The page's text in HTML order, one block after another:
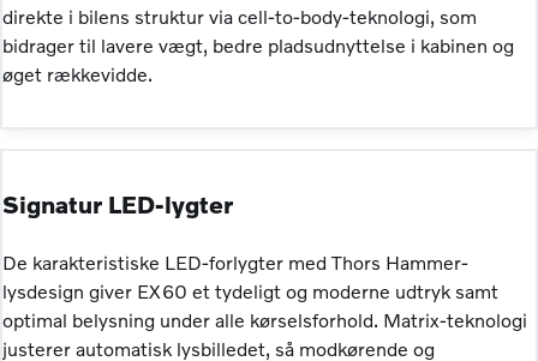
direkte i bilens struktur via cell-to-body-teknologi, som
bidrager til lavere vægt, bedre pladsudnyttelse i kabinen og
øget rækkevidde.
Signatur LED-lygter
De karakteristiske LED-forlygter med Thors Hammer-
lysdesign giver EX60 et tydeligt og moderne udtryk samt
optimal belysning under alle kørselsforhold. Matrix-teknologi
justerer automatisk lysbilledet, så modkørende og